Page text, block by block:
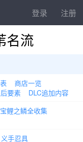
登录 注册
名流
商店一览
要素 DLC追加内容
宝鲤之鳞全收集
义手忍具